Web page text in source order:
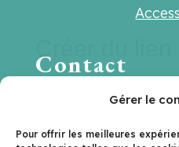
Gérer le
Pour offrir les meilleures
Contact
Une question ? Une